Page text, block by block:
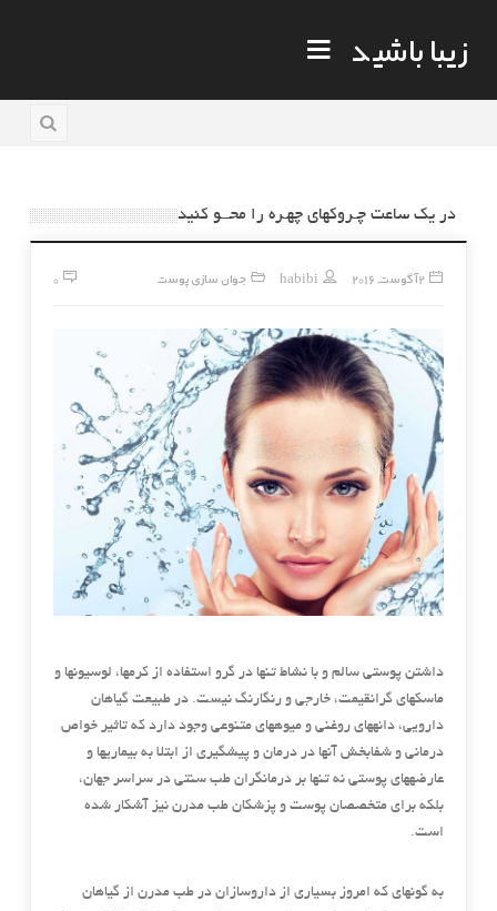
زیبا باشید
در یک ساعت چـروکهای چهـره را محــو کنید
2 آگوست, 2016 habibi جوان سازی پوست 0
داشتن پوستی سالم و با نشاط تنها در گرو استفاده از کرمها، لوسیونها و
ماسکهای گرانقیمت، خارجی و رنگارنگ نیست. در طبیعت گیاهان
دارویی، دانههای روغنی و میوههای متنوعی وجود دارد که تاثیر خواص
درمانی و شفابخش آنها در درمان و پیشگیری از ابتلا به بیماریها و
عارضههای پوستی نه تنها بر درمانگران طب سنتی در سراسر جهان،
بلکه برای متخصصان پوست و پزشکان طب مدرن نیز آشکار شده
است.
به گونهای که امروز بسیاری از داروسازان در طب مدرن از گیاهان